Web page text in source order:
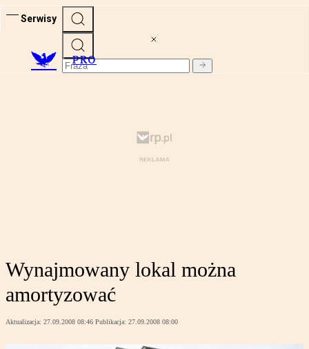
Serwisy
PRO
Wynajmowany lokal można
amortyzować
Aktualizacja: 27.09.2008 08:46 Publikacja: 27.09.2008 08:00